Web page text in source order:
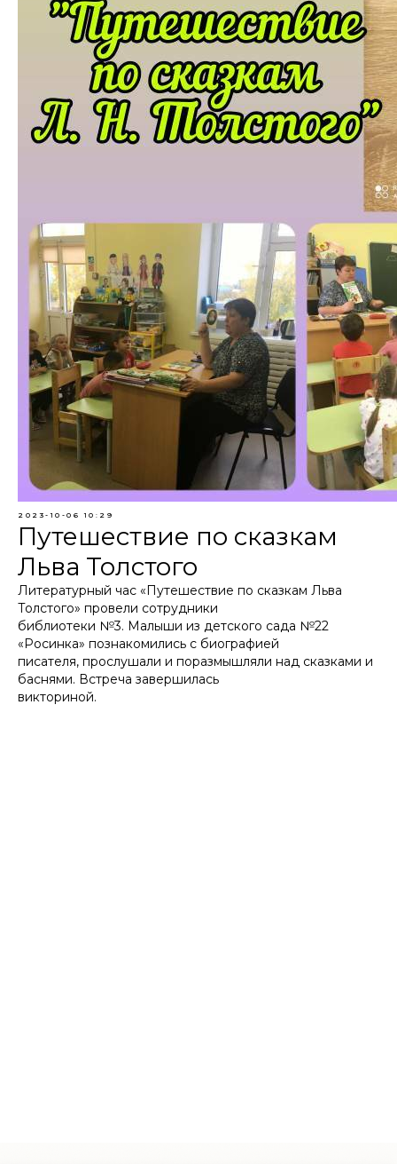
2023-10-06 10:29
Путешествие по сказкам
Льва Толстого
Литературный час «Путешествие по сказкам Льва
Толстого» провели сотрудники
библиотеки №3. Малыши из детского сада №22
«Росинка» познакомились с биографией
писателя, прослушали и поразмышляли над сказками и
баснями. Встреча завершилась
викториной.